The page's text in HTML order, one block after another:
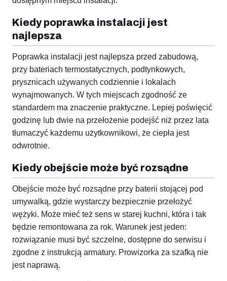
Kiedy poprawka instalacji jest
najlepsza
Poprawka instalacji jest najlepsza przed zabudową,
przy bateriach termostatycznych, podtynkowych,
prysznicach używanych codziennie i lokalach
wynajmowanych. W tych miejscach zgodność ze
standardem ma znaczenie praktyczne. Lepiej poświęcić
godzinę lub dwie na przełożenie podejść niż przez lata
tłumaczyć każdemu użytkownikowi, że ciepła jest
odwrotnie.
Kiedy obejście może być rozsądne
Obejście może być rozsądne przy baterii stojącej pod
umywalką, gdzie wystarczy bezpiecznie przełożyć
wężyki. Może mieć też sens w starej kuchni, która i tak
będzie remontowana za rok. Warunek jest jeden:
rozwiązanie musi być szczelne, dostępne do serwisu i
zgodne z instrukcją armatury. Prowizorka za szafką nie
jest naprawą.